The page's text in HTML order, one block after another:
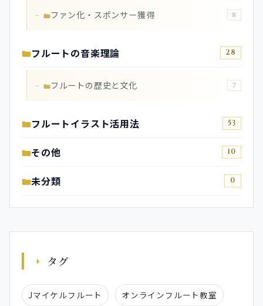
ファン化・スポンサー獲得 8
フルートの音楽理論 28
フルートの歴史と文化 7
フルートイラスト活用法 53
その他 10
未分類 0
タグ
Jマイケルフルート オンラインフルート教室